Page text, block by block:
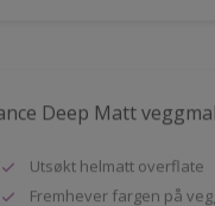
Fremhever fargen på
en vakker måte